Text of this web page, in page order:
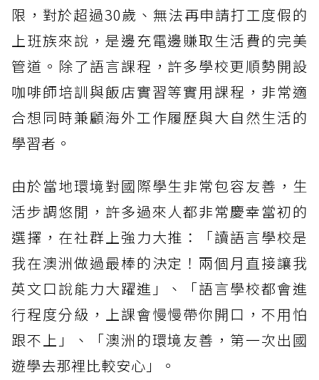
限，對於超過30歲、無法再申請打工度假的
上班族來說，是邊充電邊賺取生活費的完美
管道。除了語言課程，許多學校更順勢開設
咖啡師培訓與飯店實習等實用課程，非常適
合想同時兼顧海外工作履歷與大自然生活的
學習者。
由於當地環境對國際學生非常包容友善，生
活步調悠閒，許多過來人都非常慶幸當初的
選擇，在社群上強力大推：「讀語言學校是
我在澳洲做過最棒的決定！兩個月直接讓我
英文口說能力大躍進」、「語言學校都會進
行程度分級，上課會慢慢帶你開口，不用怕
跟不上」、「澳洲的環境友善，第一次出國
遊學去那裡比較安心」。